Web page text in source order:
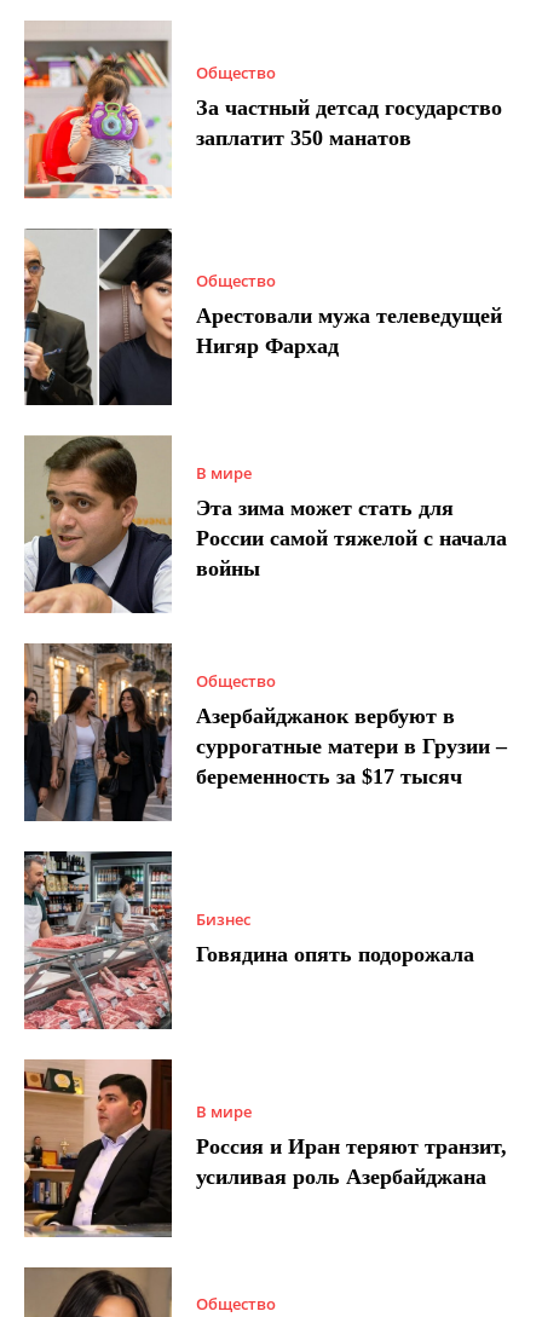
Общество
За частный детсад государство
заплатит 350 манатов
Общество
Арестовали мужа телеведущей
Нигяр Фархад
В мире
Эта зима может стать для
России самой тяжелой с начала
войны
Общество
Азербайджанок вербуют в
суррогатные матери в Грузии –
беременность за $17 тысяч
Бизнес
Говядина опять подорожала
В мире
Россия и Иран теряют транзит,
усиливая роль Азербайджана
Общество